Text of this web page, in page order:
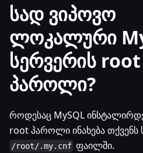
სად ვიპოვო
ლოკალური
სერვერის root
პაროლი?
როდესაც MySQL
root პაროლი ინახება თქვენს
/root/.my.cnf ფაილში.